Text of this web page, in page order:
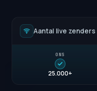
Aantal live zenders
25.000+